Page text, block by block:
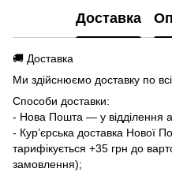
Доставка
🚚 Доставка
Ми здійснюємо доставку по
Способи доставки:
- Нова Пошта — у відділення
- Кур’єрська доставка Нової
тарифікується +35 грн до
замовлення);